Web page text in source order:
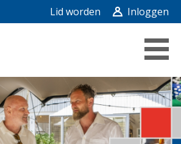
Lid worden Inloggen